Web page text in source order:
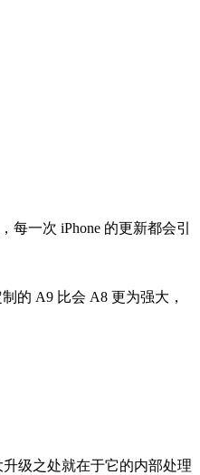
一次 iPhone 的更新都会引
的 A9 比会 A8 更为强大，
级之处就在于它的内部处理